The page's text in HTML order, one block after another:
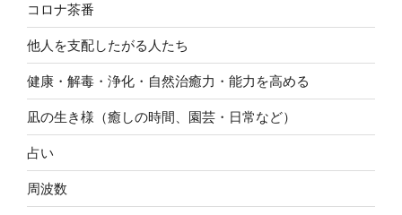
コロナ茶番
他人を支配したがる人たち
健康・解毒・浄化・自然治癒力・能力を高める
凪の生き様（癒しの時間、園芸・日常など）
占い
周波数